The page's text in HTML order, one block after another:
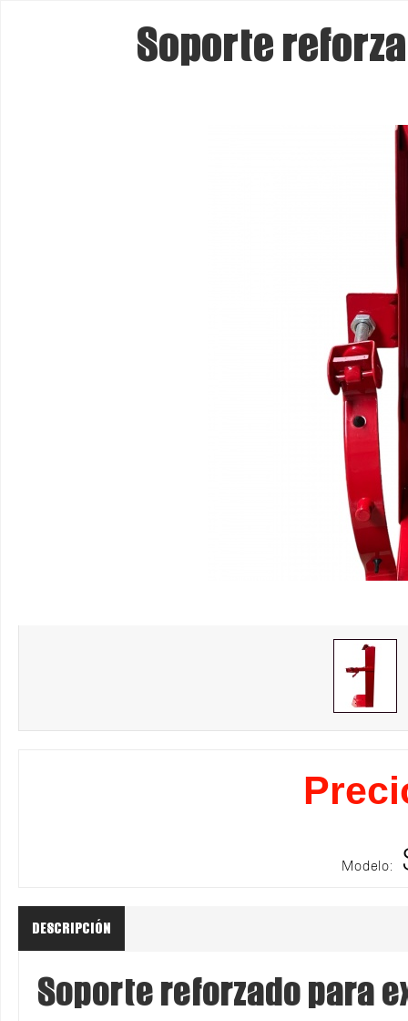
Soporte
Modelo:
DESCRIPCIÓN
Soporte reforzado para